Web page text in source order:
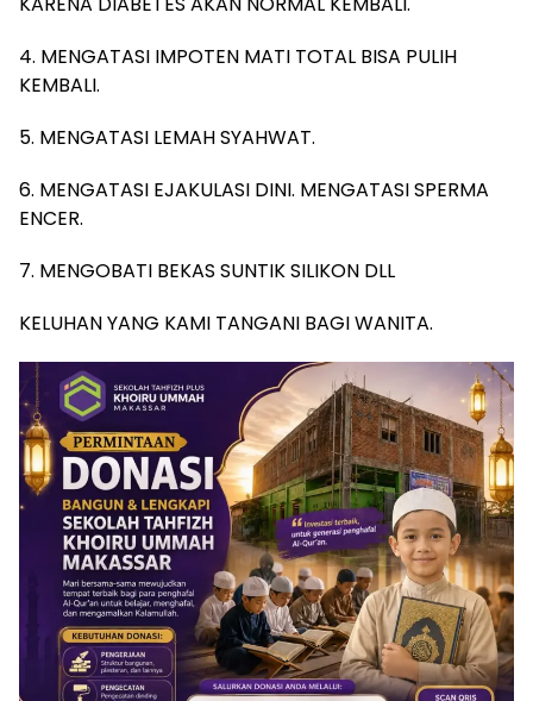
4. MENGATASI IMPOTEN MATI TOTAL BISA PULIH
KEMBALI.
5. MENGATASI LEMAH SYAHWAT.
6. MENGATASI EJAKULASI DINI. MENGATASI SPERMA
ENCER.
7. MENGOBATI BEKAS SUNTIK SILIKON DLL
KELUHAN YANG KAMI TANGANI BAGI WANITA.